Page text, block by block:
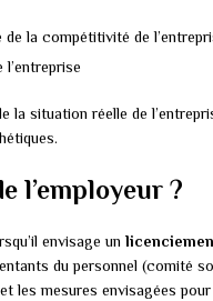
la compétitivité de
situation réelle de
l’employeur ?
envisage un
du personnel (comité
les mesures envisagées